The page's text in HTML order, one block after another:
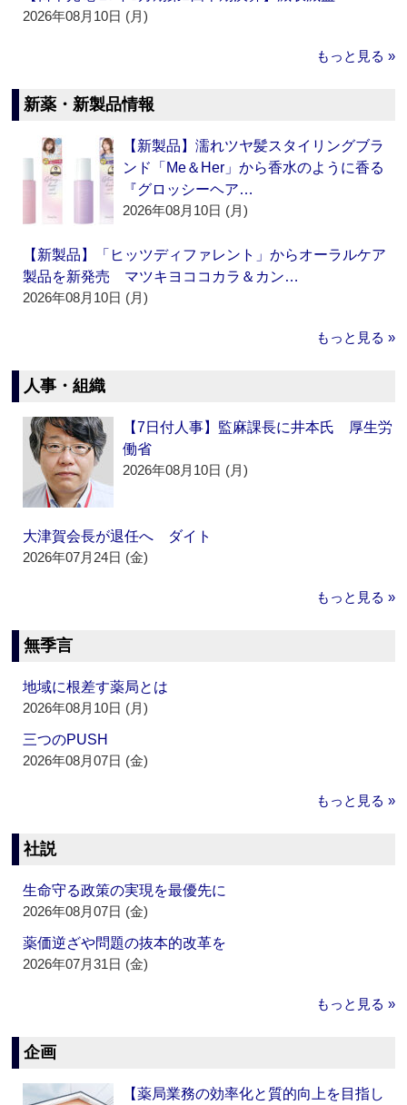
2026年08月10日 (月)
もっと見る »
新薬・新製品情報
【新製品】濡れツヤ髪スタイリングブラ
ンド「Me＆Her」から香水のように香る
『グロッシーヘア…
2026年08月10日 (月)
【新製品】「ヒッツディファレント」からオーラルケア
製品を新発売 マツキヨココカラ＆カン…
2026年08月10日 (月)
もっと見る »
人事・組織
【7日付人事】監麻課長に井本氏 厚生労
働省
2026年08月10日 (月)
大津賀会長が退任へ ダイト
2026年07月24日 (金)
もっと見る »
無季言
地域に根差す薬局とは
2026年08月10日 (月)
三つのPUSH
2026年08月07日 (金)
もっと見る »
社説
生命守る政策の実現を最優先に
2026年08月07日 (金)
薬価逆ざや問題の抜本的改革を
2026年07月31日 (金)
もっと見る »
企画
【薬局業務の効率化と質的向上を目指し